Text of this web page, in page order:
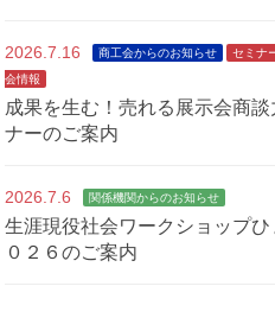
2026.7.16 商工会からのお知らせ
セミナ
会情報
成果を生む！売れる展示会商談
ナーのご案内
2026.7.6 関係機関からのお知らせ
生涯現役社会ワークショップひ
０２６のご案内